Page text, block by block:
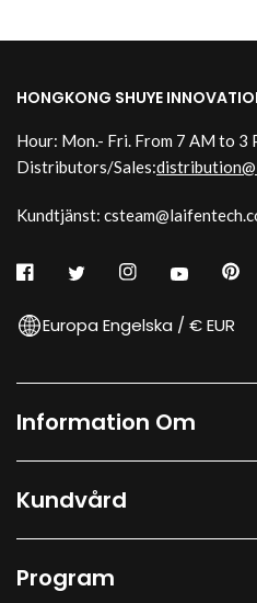
HONGKONG SHUYE
Hour: Mon.- Fri. From 7 AM to 3
Distributors/Sales:
Kundtjänst:
Europa Engelska / € EUR
Information Om
Kundvård
Program